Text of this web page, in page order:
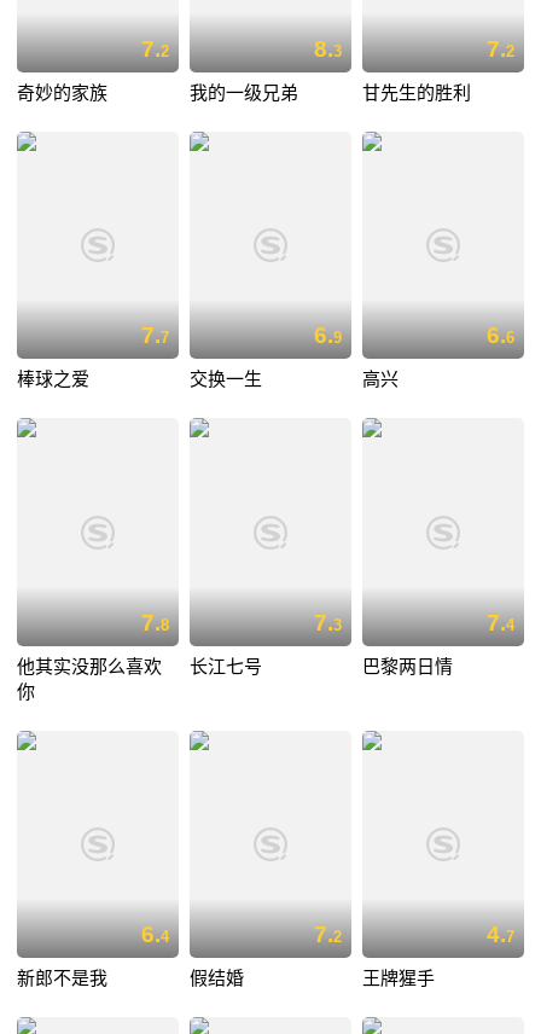
7.2
奇妙的家族
8.3
我的一级兄弟
7.2
甘先生的胜利
7.7
棒球之爱
6.9
交换一生
6.6
高兴
7.8
他其实没那么喜欢
你
7.3
长江七号
7.4
巴黎两日情
6.4
新郎不是我
7.2
假结婚
4.7
王牌猩手